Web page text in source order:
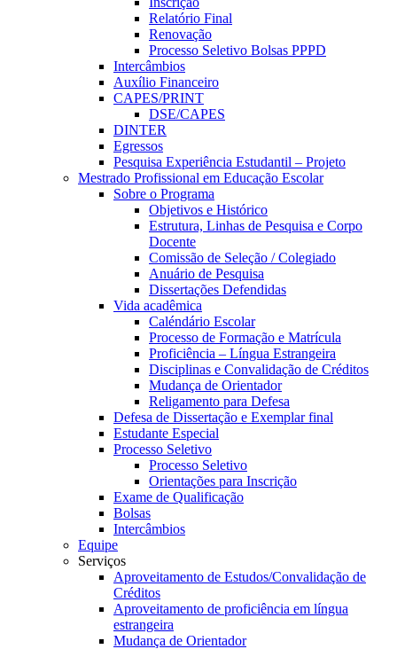
Relatório Final
Renovação
Processo Seletivo Bolsas PPPD
Intercâmbios
Auxílio Financeiro
CAPES/PRINT
DSE/CAPES
DINTER
Egressos
Pesquisa Experiência Estudantil – Projeto
Mestrado Profissional em Educação Escolar
Sobre o Programa
Objetivos e Histórico
Estrutura, Linhas de Pesquisa e Corpo
Docente
Comissão de Seleção / Colegiado
Anuário de Pesquisa
Dissertações Defendidas
Vida acadêmica
Caléndário Escolar
Processo de Formação e Matrícula
Proficiência – Língua Estrangeira
Disciplinas e Convalidação de Créditos
Mudança de Orientador
Religamento para Defesa
Defesa de Dissertação e Exemplar final
Estudante Especial
Processo Seletivo
Processo Seletivo
Orientações para Inscrição
Exame de Qualificação
Bolsas
Intercâmbios
Equipe
Serviços
Aproveitamento de Estudos/Convalidação de
Créditos
Aproveitamento de proficiência em língua
estrangeira
Mudança de Orientador